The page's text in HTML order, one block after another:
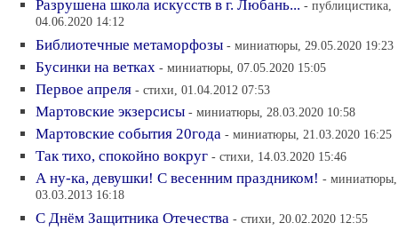
Разрушена школа искусств в г. Любань... - публицистика,
04.06.2020 14:12
Библиотечные метаморфозы - миниатюры, 29.05.2020 19:23
Бусинки на ветках - миниатюры, 07.05.2020 15:05
Первое апреля - стихи, 01.04.2012 07:53
Мартовские экзерсисы - миниатюры, 28.03.2020 10:58
Мартовские события 20года - миниатюры, 21.03.2020 16:25
Так тихо, спокойно вокруг - стихи, 14.03.2020 15:46
А ну-ка, девушки! С весенним праздником! - миниатюры,
03.03.2013 16:18
С Днём Защитника Отечества - стихи, 20.02.2020 12:55